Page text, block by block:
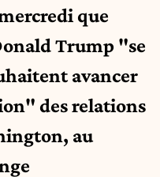
que
Trump "se
avancer
des relations
au